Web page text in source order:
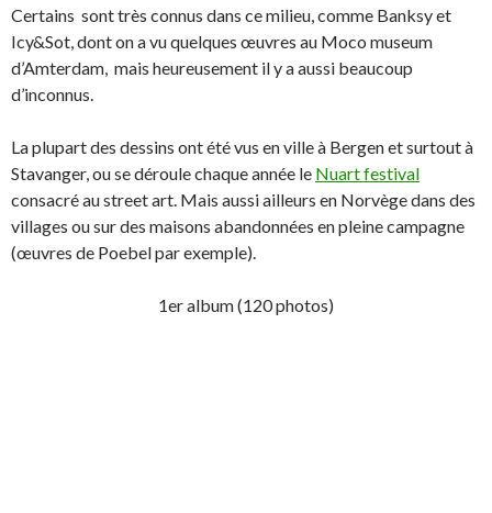
Certains sont très connus dans ce milieu, comme Banksy et
Icy&Sot, dont on a vu quelques œuvres au Moco museum
d’Amterdam, mais heureusement il y a aussi beaucoup
d’inconnus.
La plupart des dessins ont été vus en ville à Bergen et surtout à
Stavanger, ou se déroule chaque année le Nuart festival
consacré au street art. Mais aussi ailleurs en Norvège dans des
villages ou sur des maisons abandonnées en pleine campagne
(œuvres de Poebel par exemple).
1er album (120 photos)